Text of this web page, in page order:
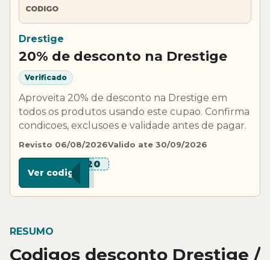
CODIGO
Drestige
20% de desconto na Drestige
Verificado
Aproveita 20% de desconto na Drestige em
todos os produtos usando este cupao. Confirma
condicoes, exclusoes e validade antes de pagar.
Revisto 06/08/2026Valido ate 30/09/2026
***E20
Ver codigo
RESUMO
Codigos desconto Drestige /